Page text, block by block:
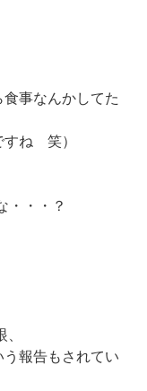
事なんかしてた
すね 笑）
・・・？
、
報告もされてい